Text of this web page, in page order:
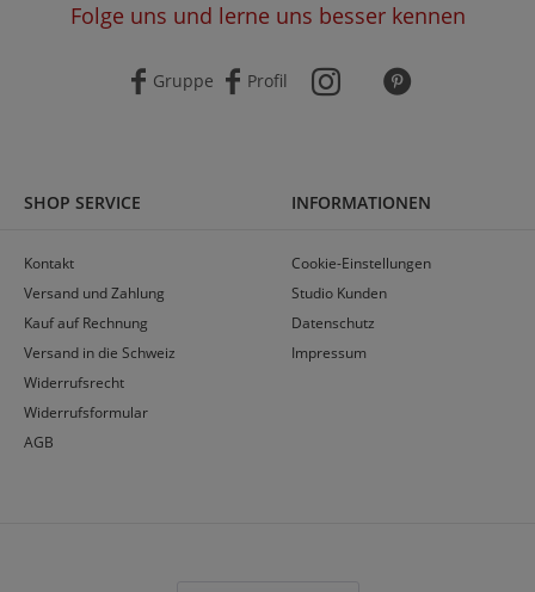
Folge uns und lerne uns besser kennen
Gruppe Profil
SHOP SERVICE
Kontakt
Versand und Zahlung
Kauf auf Rechnung
Versand in die Schweiz
Widerrufsrecht
Widerrufsformular
AGB
INFORMATIONEN
Cookie-Einstellungen
Studio Kunden
Datenschutz
Impressum